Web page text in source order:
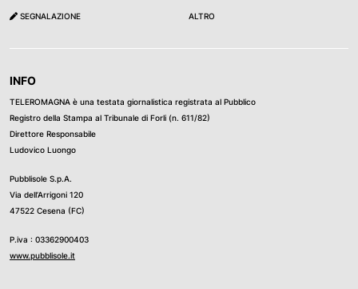
SEGNALAZIONE ALTRO
INFO
TELEROMAGNA è una testata giornalistica registrata al Pubblico
Registro della Stampa al Tribunale di Forli (n. 611/82)
Direttore Responsabile
Ludovico Luongo
Pubblisole S.p.A.
Via dell’Arrigoni 120
47522 Cesena (FC)
P.iva : 03362900403
www.pubblisole.it